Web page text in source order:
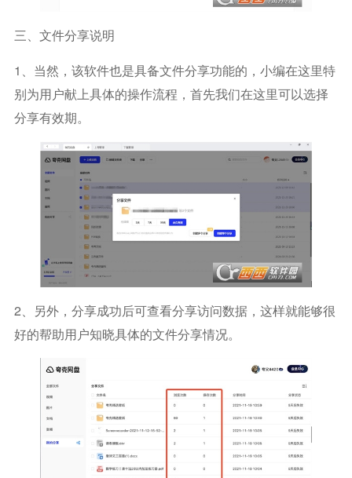
三、文件分享说明
1、当然，该软件也是具备文件分享功能的，小编在这里特
别为用户献上具体的操作流程，首先我们在这里可以选择
分享有效期。
2、另外，分享成功后可查看分享访问数据，这样就能够很
好的帮助用户知晓具体的文件分享情况。